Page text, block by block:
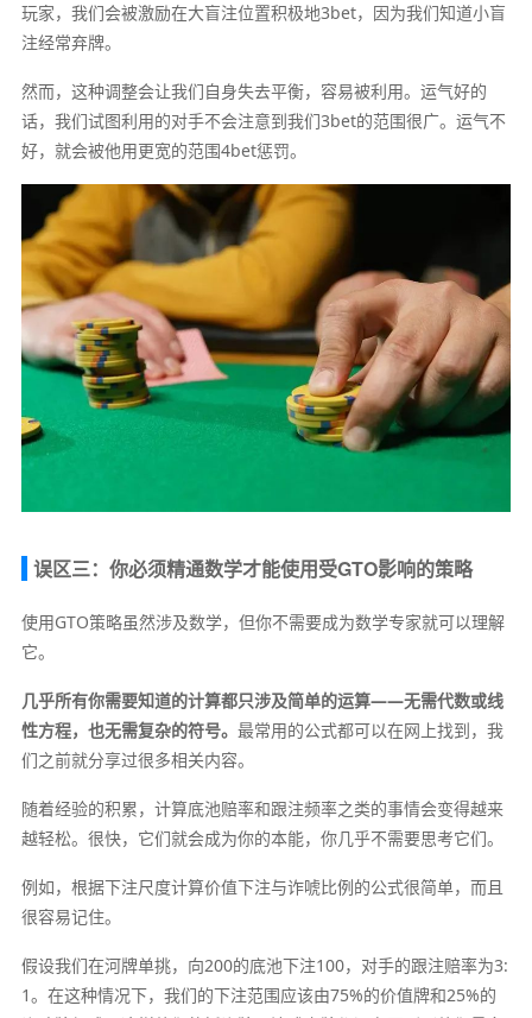
玩家，我们会被激励在大盲注位置积极地3bet，因为我们知道小盲
注经常弃牌。
然而，这种调整会让我们自身失去平衡，容易被利用。运气好的
话，我们试图利用的对手不会注意到我们3bet的范围很广。运气不
好，就会被他用更宽的范围4bet惩罚。
误区三：你必须精通数学才能使用受GTO影响的策略
使用GTO策略虽然涉及数学，但你不需要成为数学专家就可以理解
它。
几乎所有你需要知道的计算都只涉及简单的运算——无需代数或线
性方程，也无需复杂的符号。 最常用的公式都可以在网上找到，我
们之前就分享过很多相关内容。
随着经验的积累，计算底池赔率和跟注频率之类的事情会变得越来
越轻松。很快，它们就会成为你的本能，你几乎不需要思考它们。
例如，根据下注尺度计算价值下注与诈唬比例的公式很简单，而且
很容易记住。
假设我们在河牌单挑，向200的底池下注100，对手的跟注赔率为3:
1。在这种情况下，我们的下注范围应该由75%的价值牌和25%的